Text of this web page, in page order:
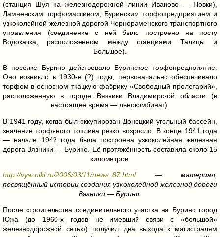
(станция Шуя на железнодорожной линии Иваново — Новки),
Ламненским торфомассивом, Буринским торфопредприятием и
узкоколейной железной дорогой Чернораменского транспортного
управления (соединение с ней было построено на посту
Водокачка, расположенном между станциями Талицы и
Большое).
В посёлке Бурино действовало Буринское торфопредприятие.
Оно возникло в 1930-е (?) годы, первоначально обеспечивало
торфом в основном ткацкую фабрику «Свободный пролетарий»,
расположенную в городе Вязники Владимирской области (в
настоящее время — льнокомбинат).
В 1941 году, когда был оккупирован Донецкий угольный бассейн,
значение торфяного топлива резко возросло. В конце 1941 года
— начале 1942 года была построена узкоколейная железная
дорога Вязники — Бурино. Её протяжённость составила около 15
километров.
http://vyazniki.ru/2006/03/11/news_87.html— материал,
посвящённый истории создания узкоколейной железной дороги
Вязники — Бурино.
После строительства соединительного участка на Бурино город
Южа (до 1960-х годов не имевший связи с «большой»
железнодорожной сетью) получил два выхода к магистралям